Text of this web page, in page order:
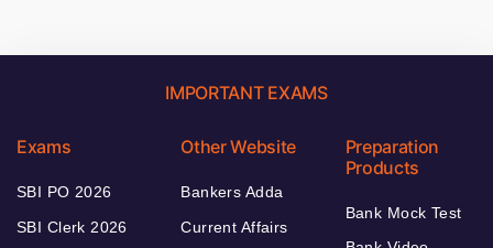
IMPORTANT EXAMS
Exams
SBI PO 2026
SBI Clerk 2026
Other Website
Bankers Adda
Current Affairs
Preparation
Products
Bank Mock Test